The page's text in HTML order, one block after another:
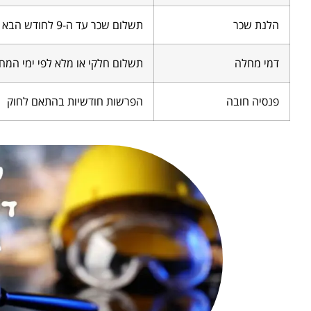
הלנת שכר תשלום שכר עד ה-9 לחודש הבא
דמי מחלה תשלום חלקי או מלא לפי ימי
פנסיה חובה הפרשות חודשיות בהתאם לחוק